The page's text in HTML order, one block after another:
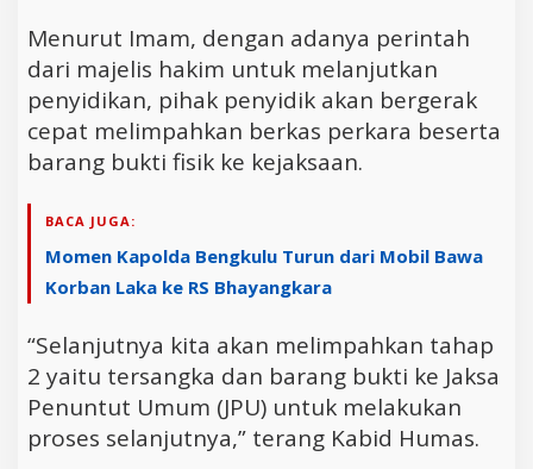
Menurut Imam, dengan adanya perintah
dari majelis hakim untuk melanjutkan
penyidikan, pihak penyidik akan bergerak
cepat melimpahkan berkas perkara beserta
barang bukti fisik ke kejaksaan.
BACA JUGA:
Momen Kapolda Bengkulu Turun dari Mobil Bawa
Korban Laka ke RS Bhayangkara
“Selanjutnya kita akan melimpahkan tahap
2 yaitu tersangka dan barang bukti ke Jaksa
Penuntut Umum (JPU) untuk melakukan
proses selanjutnya,” terang Kabid Humas.